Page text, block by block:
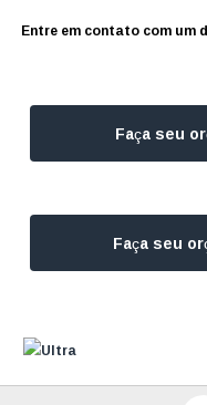
Entre em contato com um
Faça seu
Faça seu